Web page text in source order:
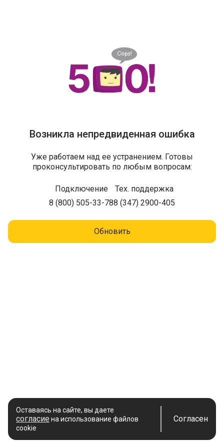
Возникла непредвиденная ошибка
Уже работаем над ее устранением. Готовы
проконсультировать по любым вопросам:
Подключение
8 (800) 505-33-78
Тех. поддержка
8 (347) 2900-405
Обновить
Оставаясь на сайте, вы даете
согласие на использование файлов
cookie
Согласен